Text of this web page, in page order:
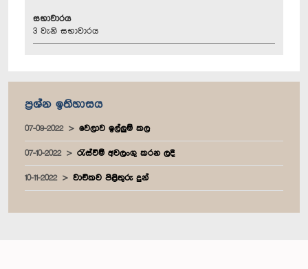
සභාවාරය
3 වැනි සභාවාරය
ප්‍රශ්න ඉතිහාසය
07-09-2022 වෙලාව ඉල්ලුම් කල
07-10-2022 රැස්වීම් අවලංගු කරන ලදී
10-11-2022 වාචිකව පිළිතුරු දුන්